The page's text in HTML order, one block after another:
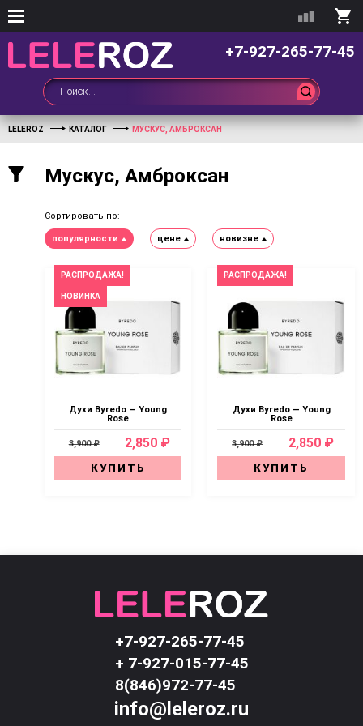
+7-927-265-77-45
LELEROZ КАТАЛОГ МУСКУС, АМБРОКСАН
Мускус, Амброксан
Сортировать по:
популярности цене новизне
РАСПРОДАЖА!
НОВИНКА
Духи Byredo — Young
Rose
3,900 ₽ 2,850 ₽
КУПИТЬ
РАСПРОДАЖА!
Духи Byredo — Young
Rose
3,900 ₽ 2,850 ₽
КУПИТЬ
+7-927-265-77-45
+ 7-927-015-77-45
8(846)972-77-45
info@leleroz.ru